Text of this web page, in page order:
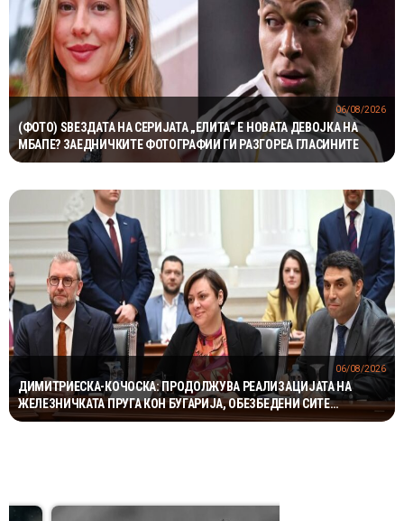
(ФОТО) ЅВЕЗДАТА НА СЕРИЈАТА „ЕЛИТА“ Е НОВАТА ДЕВОЈКА НА
МБАПЕ? ЗАЕДНИЧКИТЕ ФОТОГРАФИИ ГИ РАЗГОРЕА ГЛАСИНИТЕ
06/08/2026
ДИМИТРИЕСКА-КОЧОСКА: ПРОДОЛЖУВА РЕАЛИЗАЦИЈАТА НА
ЖЕЛЕЗНИЧКАТА ПРУГА КОН БУГАРИЈА, ОБЕЗБЕДЕНИ СИТЕ
ПРЕДУСЛОВИ
06/08/2026